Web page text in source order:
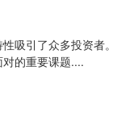
吸引了众多投资者。
的重要课题....